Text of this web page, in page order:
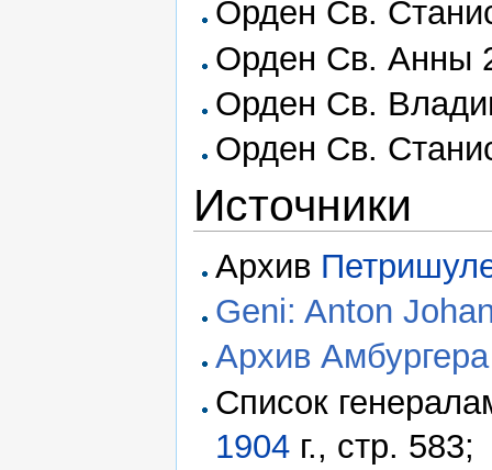
Орден Св.
Орден Св. Анны
Орден Св.
Орден Св.
Источники
Архив
Geni: Anton
Архив Амбургера
Список
1904 г., стр. 583;